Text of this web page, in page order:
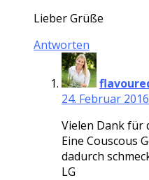
Lieber Grüße
Antworten
24. Februar
Vielen Dank für
Eine Couscous
dadurch
LG